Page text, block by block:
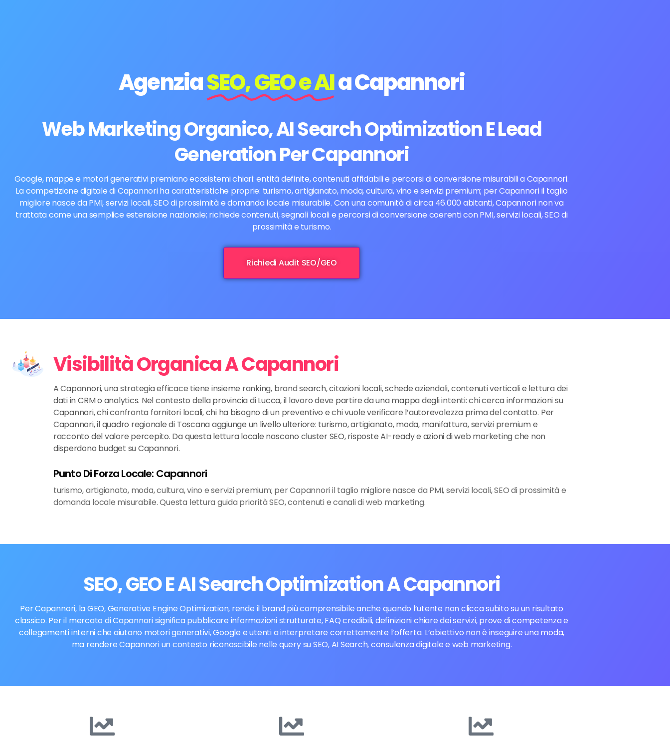
AgenziaSEO, GEO e AIa Capannori
Web Marketing Organico, AI Search Optimization E Lead
Generation Per Capannori
Google, mappe e motori generativi premiano ecosistemi chiari: entità definite, contenuti affidabili e percorsi di conversione misurabili a Capannori.
La competizione digitale di Capannori ha caratteristiche proprie: turismo, artigianato, moda, cultura, vino e servizi premium; per Capannori il taglio
migliore nasce da PMI, servizi locali, SEO di prossimità e domanda locale misurabile. Con una comunità di circa 46.000 abitanti, Capannori non va
trattata come una semplice estensione nazionale; richiede contenuti, segnali locali e percorsi di conversione coerenti con PMI, servizi locali, SEO di
prossimità e turismo.
Richiedi Audit SEO/GEO
Visibilità Organica A Capannori
A Capannori, una strategia efficace tiene insieme ranking, brand search, citazioni locali, schede aziendali, contenuti verticali e lettura dei
dati in CRM o analytics. Nel contesto della provincia di Lucca, il lavoro deve partire da una mappa degli intenti: chi cerca informazioni su
Capannori, chi confronta fornitori locali, chi ha bisogno di un preventivo e chi vuole verificare l’autorevolezza prima del contatto. Per
Capannori, il quadro regionale di Toscana aggiunge un livello ulteriore: turismo, artigianato, moda, manifattura, servizi premium e
racconto del valore percepito. Da questa lettura locale nascono cluster SEO, risposte AI-ready e azioni di web marketing che non
disperdono budget su Capannori.
Punto Di Forza Locale: Capannori
turismo, artigianato, moda, cultura, vino e servizi premium; per Capannori il taglio migliore nasce da PMI, servizi locali, SEO di prossimità e
domanda locale misurabile. Questa lettura guida priorità SEO, contenuti e canali di web marketing.
SEO, GEO E AI Search Optimization A Capannori
Per Capannori, la GEO, Generative Engine Optimization, rende il brand più comprensibile anche quando l’utente non clicca subito su un risultato
classico. Per il mercato di Capannori significa pubblicare informazioni strutturate, FAQ credibili, definizioni chiare dei servizi, prove di competenza e
collegamenti interni che aiutano motori generativi, Google e utenti a interpretare correttamente l’offerta. L’obiettivo non è inseguire una moda,
ma rendere Capannori un contesto riconoscibile nelle query su SEO, AI Search, consulenza digitale e web marketing.